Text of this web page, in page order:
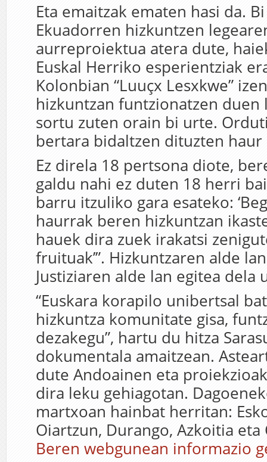
Eta emaitzak ematen hasi da.
Ekuadorren hizkuntzen
aurreproiektua atera dute,
Euskal Herriko esperientziak
Kolonbian “Luuçx Lesxkwe”
hizkuntzan funtzionatzen duen
sortu zuten orain bi urte.
bertara bidaltzen dituzten
Ez direla 18 pertsona diote,
galdu nahi ez duten 18 herri
barru itzuliko gara esateko:
haurrak beren hizkuntzan
hauek dira zuek irakatsi
fruituak’”. Hizkuntzaren alde
Justiziaren alde lan egitea dela
“Euskara korapilo unibertsal
hizkuntza komunitate gisa,
dezakegu”, hartu du hitza
dokumentala amaitzean.
dute Andoainen eta
dira leku gehiagotan.
martxoan hainbat herritan:
Oiartzun, Durango, Azkoitia
Beren webgunean informazio